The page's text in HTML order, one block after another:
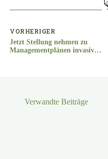
VORHERIGER
Jetzt Stellung nehmen zu
Managementplänen invasiver
Verwandte Beiträge